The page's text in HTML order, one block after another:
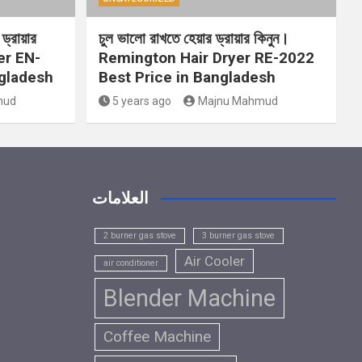
EN-
চুল ভালো রাখতে হেয়ার ড্রায়ার কিনুন।
Remington Hair Dryer RE-2022
Best Price in Bangladesh
5 years ago Majnu Mahmud
العلامات
2 burner gas stove 3 burner gas stove
air conditioner Air Cooler
Blender Machine
Coffee Machine